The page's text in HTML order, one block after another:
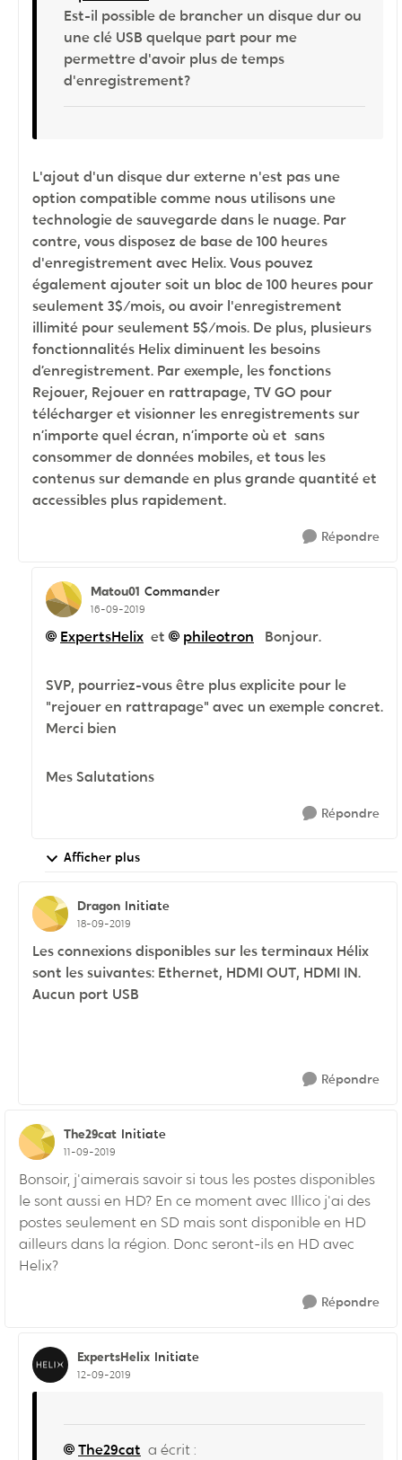
Est-il possible de brancher un disque dur ou
une clé USB quelque part pour me
permettre d'avoir plus de temps
d'enregistrement?
L'ajout d'un disque dur externe n'est pas une
option compatible comme nous utilisons une
technologie de sauvegarde dans le nuage. Par
contre, vous disposez de base de 100 heures
d'enregistrement avec Helix. Vous pouvez
également ajouter soit un bloc de 100 heures pour
seulement 3$/mois, ou avoir l'enregistrement
illimité pour seulement 5$/mois. De plus, plusieurs
fonctionnalités Helix diminuent les besoins
d’enregistrement. Par exemple, les fonctions
Rejouer, Rejouer en rattrapage, TV GO pour
télécharger et visionner les enregistrements sur
n’importe quel écran, n’importe où et sans
consommer de données mobiles, et tous les
contenus sur demande en plus grande quantité et
accessibles plus rapidement.
Répondre
Matou01 Commander
16-09-2019
ExpertsHelix et phileotron Bonjour.
SVP, pourriez-vous être plus explicite pour le
"rejouer en rattrapage" avec un exemple concret.
Merci bien
Mes Salutations
Répondre
Afficher plus
Dragon Initiate
18-09-2019
Les connexions disponibles sur les terminaux Hélix
sont les suivantes: Ethernet, HDMI OUT, HDMI IN.
Aucun port USB
Répondre
The29cat Initiate
11-09-2019
Bonsoir, j'aimerais savoir si tous les postes disponibles
le sont aussi en HD? En ce moment avec Illico j'ai des
postes seulement en SD mais sont disponible en HD
ailleurs dans la région. Donc seront-ils en HD avec
Helix?
Répondre
ExpertsHelix Initiate
12-09-2019
The29cat a écrit :